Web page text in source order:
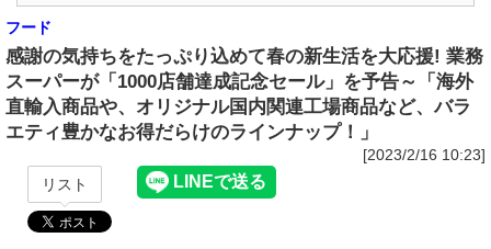
フード
感謝の気持ちをたっぷり込めて春の新生活を大応援! 業務
スーパーが「1000店舗達成記念セール」を予告～「海外
直輸入商品や、オリジナル国内関連工場商品など、バラ
エティ豊かなお得だらけのラインナップ！」
[2023/2/16 10:23]
リスト